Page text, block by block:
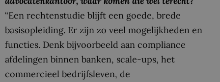
“Een rechtenstudie blijft een goede, brede
basisopleiding. Er zijn zo veel mogelijkheden en
functies. Denk bijvoorbeeld aan compliance
afdelingen binnen banken, scale-ups, het
commercieel bedrijfsleven, de